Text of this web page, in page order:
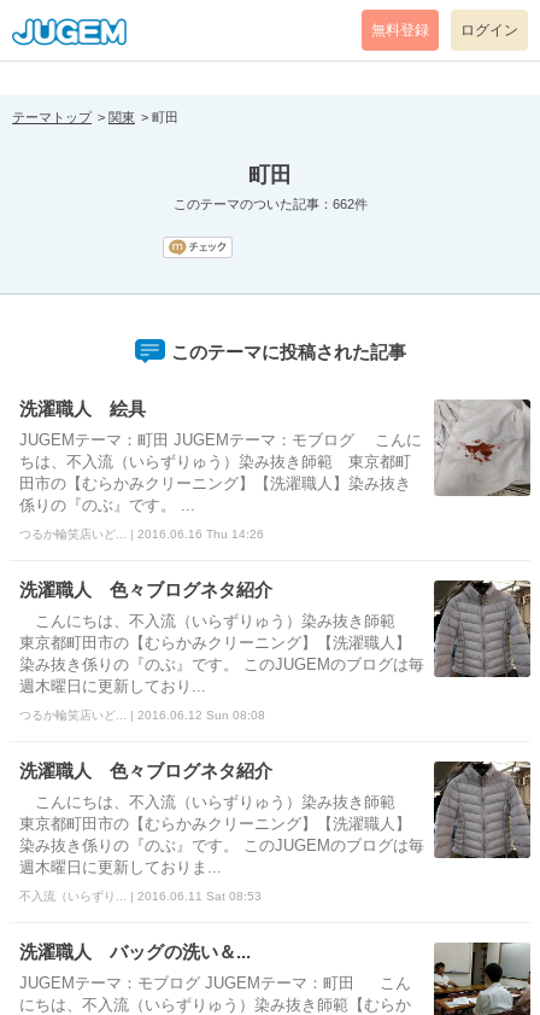
[pear_error: message="Success" code=0 mode=return level=notice
prefix="" info=""]
無料登録 ログイン
テーマトップ 関東 町田
町田
このテーマのついた記事：662件
このテーマに投稿された記事
洗濯職人 絵具
JUGEMテーマ：町田 JUGEMテーマ：モブログ こんに
ちは、不入流（いらずりゅう）染み抜き師範 東京都町
田市の【むらかみクリーニング】【洗濯職人】染み抜き
係りの『のぶ』です。 ...
つるか輪笑店いど... | 2016.06.16 Thu 14:26
洗濯職人 色々ブログネタ紹介
こんにちは、不入流（いらずりゅう）染み抜き師範
東京都町田市の【むらかみクリーニング】【洗濯職人】
染み抜き係りの『のぶ』です。 このJUGEMのブログは毎
週木曜日に更新しており...
つるか輪笑店いど... | 2016.06.12 Sun 08:08
洗濯職人 色々ブログネタ紹介
こんにちは、不入流（いらずりゅう）染み抜き師範
東京都町田市の【むらかみクリーニング】【洗濯職人】
染み抜き係りの『のぶ』です。 このJUGEMのブログは毎
週木曜日に更新しておりま...
不入流（いらずり... | 2016.06.11 Sat 08:53
洗濯職人 バッグの洗い＆...
JUGEMテーマ：モブログ JUGEMテーマ：町田 こん
にちは、不入流（いらずりゅう）染み抜き師範【むらか